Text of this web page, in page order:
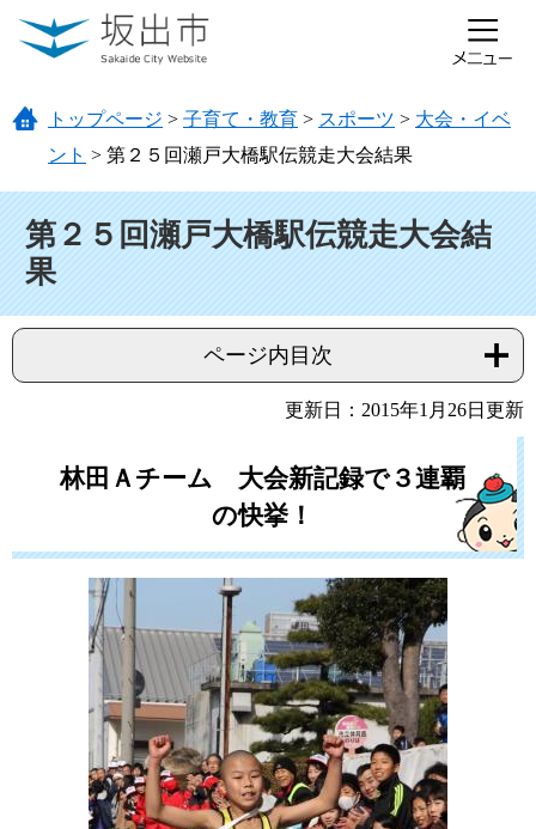
ページの先頭です。
メニューを飛ばして本文へ
トップページ > 子育て・教育 > スポーツ > 大会・イベ
ント > 第２５回瀬戸大橋駅伝競走大会結果
第２５回瀬戸大橋駅伝競走大会結
果
ページ内目次
更新日：2015年1月26日更新
林田Ａチーム 大会新記録で３連覇
の快挙！